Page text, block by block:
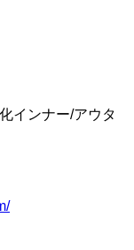
インナー/アウタ